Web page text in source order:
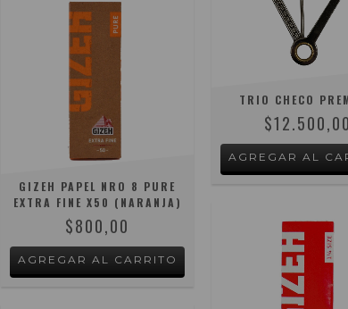
GIZEH PAPEL NRO 8 PURE
EXTRA FINE X50 (NARANJA)
$800,00
TRIO CHECO
$12.500,00